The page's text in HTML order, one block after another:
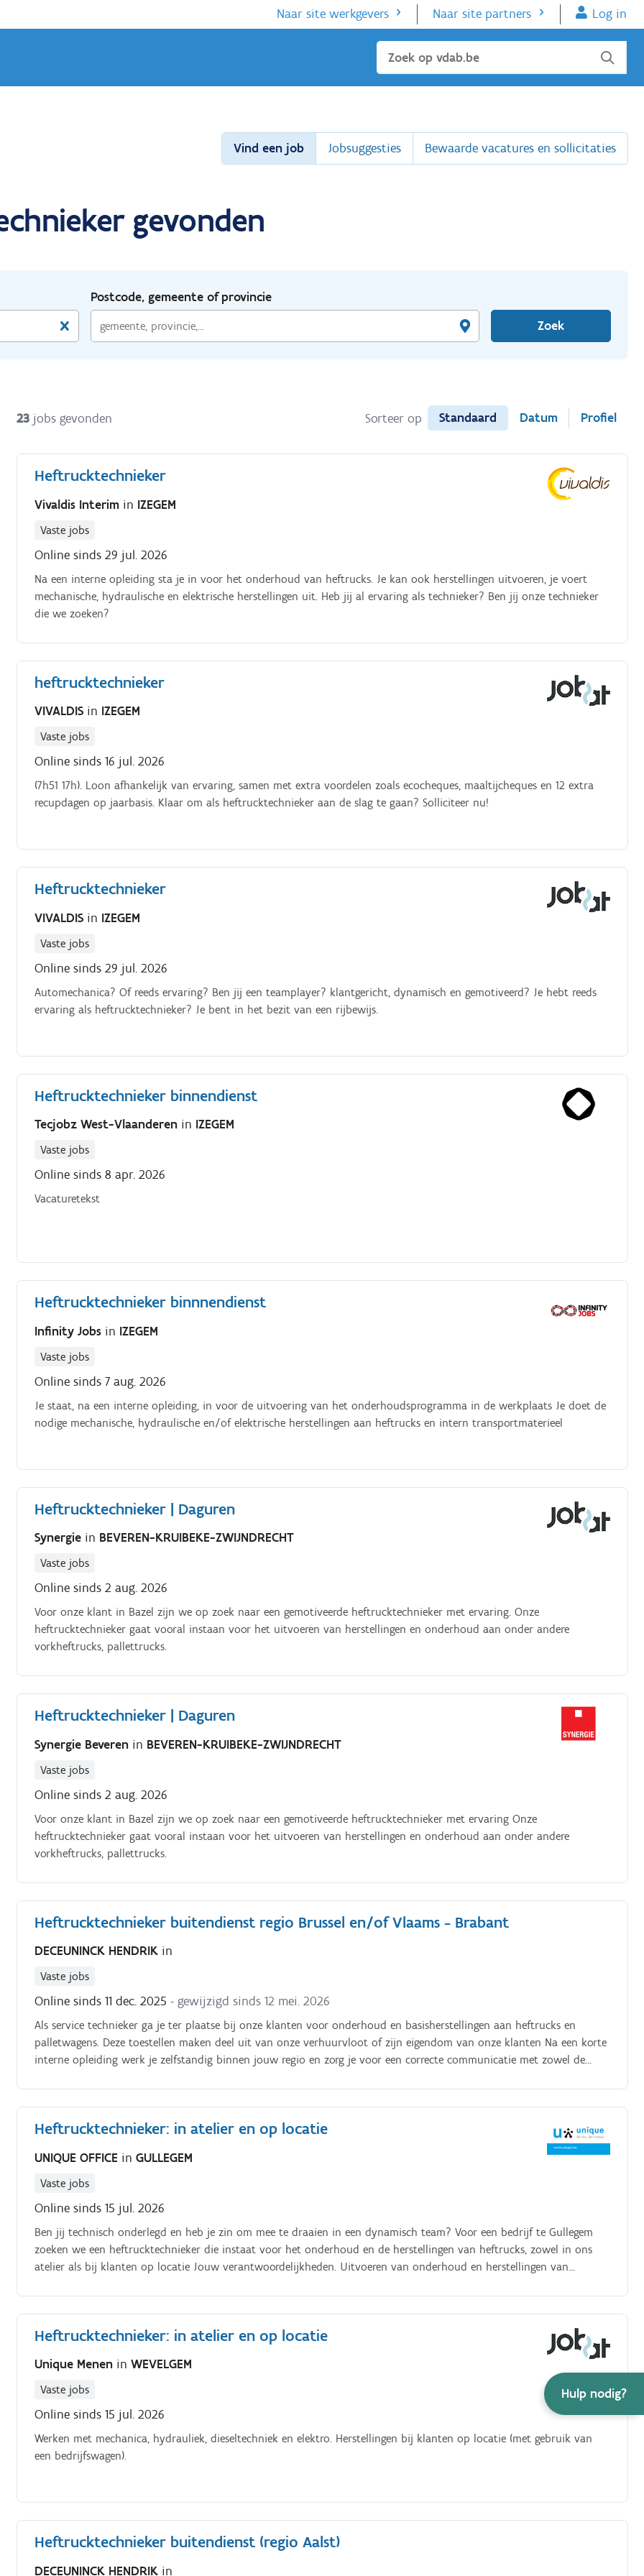
Naar site werkgevers Naar site partners Log in
Sluiten
Hulp nodig?
Vind een job Jobsuggesties Bewaarde vacatures en sollicitaties
gevonden
Postcode, gemeente of provincie
Zoek
23 jobs gevonden Sorteer op Standaard Datum Profiel
Heftrucktechnieker
Vivaldis Interim in IZEGEM
Vaste jobs
Online sinds 29 jul. 2026
Na een interne opleiding sta je in voor het onderhoud van heftrucks. Je kan ook herstellingen uitvoeren, je voert
mechanische, hydraulische en elektrische herstellingen uit. Heb jij al ervaring als technieker? Ben jij onze technieker
die we zoeken?
heftrucktechnieker
VIVALDIS in IZEGEM
Vaste jobs
Online sinds 16 jul. 2026
(7h51 17h). Loon afhankelijk van ervaring, samen met extra voordelen zoals ecocheques, maaltijcheques en 12 extra
recupdagen op jaarbasis. Klaar om als heftrucktechnieker aan de slag te gaan? Solliciteer nu!
Heftrucktechnieker
VIVALDIS in IZEGEM
Vaste jobs
Online sinds 29 jul. 2026
Automechanica? Of reeds ervaring? Ben jij een teamplayer? klantgericht, dynamisch en gemotiveerd? Je hebt reeds
ervaring als heftrucktechnieker? Je bent in het bezit van een rijbewijs.
Heftrucktechnieker binnendienst
Tecjobz West-Vlaanderen in IZEGEM
Vaste jobs
Online sinds 8 apr. 2026
Vacaturetekst
Heftrucktechnieker binnnendienst
Infinity Jobs in IZEGEM
Vaste jobs
Online sinds 7 aug. 2026
Je staat, na een interne opleiding, in voor de uitvoering van het onderhoudsprogramma in de werkplaats Je doet de
nodige mechanische, hydraulische en/of elektrische herstellingen aan heftrucks en intern transportmaterieel
Heftrucktechnieker | Daguren
Synergie in BEVEREN-KRUIBEKE-ZWIJNDRECHT
Vaste jobs
Online sinds 2 aug. 2026
Voor onze klant in Bazel zijn we op zoek naar een gemotiveerde heftrucktechnieker met ervaring. Onze
heftrucktechnieker gaat vooral instaan voor het uitvoeren van herstellingen en onderhoud aan onder andere
vorkheftrucks, pallettrucks.
Heftrucktechnieker | Daguren
Synergie Beveren in BEVEREN-KRUIBEKE-ZWIJNDRECHT
Vaste jobs
Online sinds 2 aug. 2026
Voor onze klant in Bazel zijn we op zoek naar een gemotiveerde heftrucktechnieker met ervaring Onze
heftrucktechnieker gaat vooral instaan voor het uitvoeren van herstellingen en onderhoud aan onder andere
vorkheftrucks, pallettrucks.
Heftrucktechnieker buitendienst regio Brussel en/of Vlaams - Brabant
DECEUNINCK HENDRIK in
Vaste jobs
Online sinds 11 dec. 2025 - gewijzigd sinds 12 mei. 2026
Als service technieker ga je ter plaatse bij onze klanten voor onderhoud en basisherstellingen aan heftrucks en
palletwagens. Deze toestellen maken deel uit van onze verhuurvloot of zijn eigendom van onze klanten Na een korte
interne opleiding werk je zelfstandig binnen jouw regio en zorg je voor een correcte communicatie met zowel de
regio, tijdens daguren Onderdelen worden met nachtlevering in je bestelwagen geplaatst Je hebt kennis van Diesel en
LPG motoren Basiskennis van elektrische kringen is vereist.
Heftrucktechnieker: in atelier en op locatie
UNIQUE OFFICE inGULLEGEM
Vaste jobs
Online sinds 15 jul. 2026
Ben jij technisch onderlegd en heb je zin om mee te draaien in een dynamisch team? Voor een bedrijf te Gullegem
zoeken we een heftrucktechnieker die instaat voor het onderhoud en de herstellingen van heftrucks, zowel in ons
atelier als bij klanten op locatie Jouw verantwoordelijkheden. Uitvoeren van onderhoud en herstellingen van
hydrauliek, dieseltechniek en elektro Herstellingen bij klanten op locatie (met gebruik van een bedrijfswagen)
Heftrucktechnieker: in atelier en op locatie
Unique Menen inWEVELGEM
Vaste jobs
Online sinds 15 jul. 2026
Werken met mechanica, hydrauliek, dieseltechniek en elektro. Herstellingen bij klanten op locatie (met gebruik van
een bedrijfswagen).
Heftrucktechnieker buitendienst (regio Aalst)
DECEUNINCK HENDRIK in